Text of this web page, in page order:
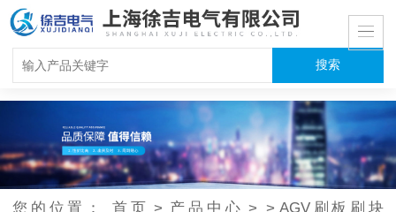
您的位置： 首页 > 产品中心 > > AGV刷板刷块